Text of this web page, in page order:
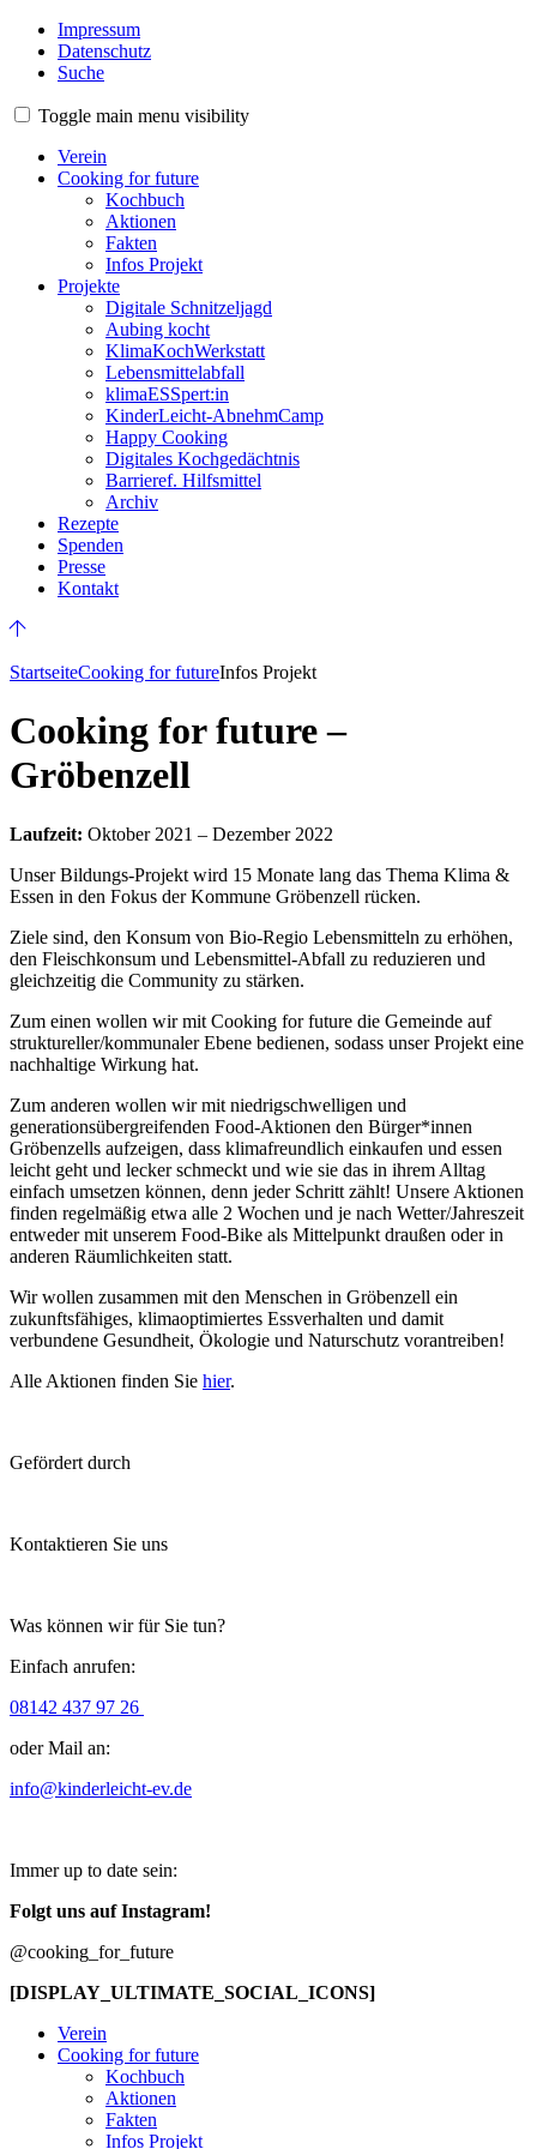
Impressum
Datenschutz
Suche
Toggle main menu visibility
Verein
Cooking for future
Kochbuch
Aktionen
Fakten
Infos Projekt
Projekte
Digitale Schnitzeljagd
Aubing kocht
KlimaKochWerkstatt
Lebensmittelabfall
klimaESSpert:in
KinderLeicht-AbnehmCamp
Happy Cooking
Digitales Kochgedächtnis
Barrieref. Hilfsmittel
Archiv
Rezepte
Spenden
Presse
Kontakt
StartseiteCooking for futureInfos Projekt
Cooking for future –
Gröbenzell
Laufzeit: Oktober 2021 – Dezember 2022
Unser Bildungs-Projekt wird 15 Monate lang das Thema Klima &
Essen in den Fokus der Kommune Gröbenzell rücken.
Ziele sind, den Konsum von Bio-Regio Lebensmitteln zu erhöhen,
den Fleischkonsum und Lebensmittel-Abfall zu reduzieren und
gleichzeitig die Community zu stärken.
Zum einen wollen wir mit Cooking for future die Gemeinde auf
struktureller/kommunaler Ebene bedienen, sodass unser Projekt eine
nachhaltige Wirkung hat.
Zum anderen wollen wir mit niedrigschwelligen und
generationsübergreifenden Food-Aktionen den Bürger*innen
Gröbenzells aufzeigen, dass klimafreundlich einkaufen und essen
leicht geht und lecker schmeckt und wie sie das in ihrem Alltag
einfach umsetzen können, denn jeder Schritt zählt! Unsere Aktionen
finden regelmäßig etwa alle 2 Wochen und je nach Wetter/Jahreszeit
entweder mit unserem Food-Bike als Mittelpunkt draußen oder in
anderen Räumlichkeiten statt.
Wir wollen zusammen mit den Menschen in Gröbenzell ein
zukunftsfähiges, klimaoptimiertes Essverhalten und damit
verbundene Gesundheit, Ökologie und Naturschutz vorantreiben!
Alle Aktionen finden Sie hier.
Gefördert durch
Kontaktieren Sie uns
Was können wir für Sie tun?
Einfach anrufen:
08142 437 97 26
oder Mail an:
info@kinderleicht-ev.de
Immer up to date sein:
Folgt uns auf Instagram!
@cooking_for_future
[DISPLAY_ULTIMATE_SOCIAL_ICONS]
Verein
Cooking for future
Kochbuch
Aktionen
Fakten
Infos Projekt